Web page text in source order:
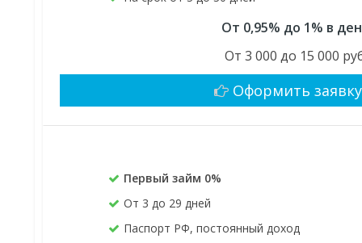
От 0,95% до 1% в
От 3 000 до 15 000
Оформить заявку
Первый займ 0%
От 3 до 29 дней
Паспорт РФ, постоянный доход